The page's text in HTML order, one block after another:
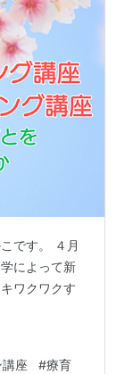
です。 ４月
によって新
ワクワクす
座 #療育